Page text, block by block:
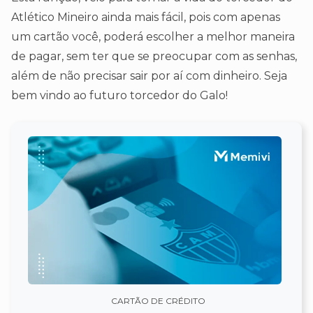
Atlético Mineiro ainda mais fácil, pois com apenas
um cartão você, poderá escolher a melhor maneira
de pagar, sem ter que se preocupar com as senhas,
além de não precisar sair por aí com dinheiro. Seja
bem vindo ao futuro torcedor do Galo!
CARTÃO DE CRÉDITO